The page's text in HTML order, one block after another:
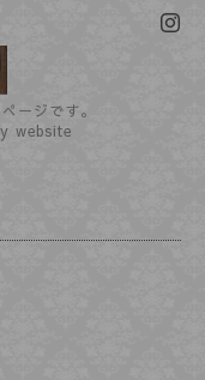
ージです。
website